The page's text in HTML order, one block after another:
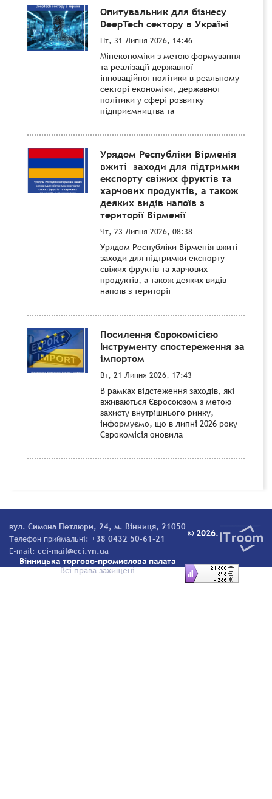
Опитувальник для бізнесу
DeepTech сектору в Україні
Пт, 31 Липня 2026, 14:46
Мінекономіки з метою формування
та реалізації державної
інноваційної політики в реальному
секторі економіки, державної
політики у сфері розвитку
підприємництва та
Урядом Республіки Вірменія
вжиті заходи для підтримки
експорту свіжих фруктів та
харчових продуктів, а також
деяких видів напоїв з
території Вірменії
Чт, 23 Липня 2026, 08:38
Урядом Республіки Вірменія вжиті
заходи для підтримки експорту
свіжих фруктів та харчових
продуктів, а також деяких видів
напоїв з території
Посилення Єврокомісією
Інструменту спостереження за
імпортом
Вт, 21 Липня 2026, 17:43
В рамках відстеження заходів, які
вживаються Євросоюзом з метою
захисту внутрішнього ринку,
інформуємо, що в липні 2026 року
Єврокомісія оновила
вул. Симона Петлюри, 24, м. Вінниця, 21050
Телефон приймальні: +38 0432 50-61-21
E-mail: cci-mail@cci.vn.ua
© 2026.
Вінницька торгово-промислова палата
Всі права захищені